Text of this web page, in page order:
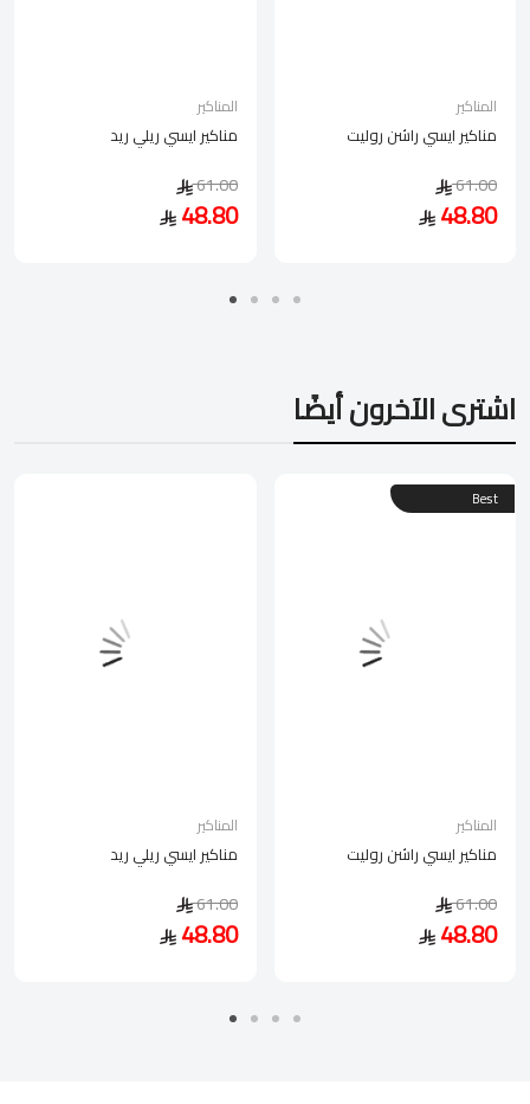
المناكير
مناكير ايسي ريلي ريد
61.00
48.80
المناكير
مناكير ايسي راشن روليت
61.00
48.80
اشترى الآخرون أيضًا
المناكير
مناكير ايسي ريلي ريد
61.00
48.80
Best
المناكير
مناكير ايسي راشن روليت
61.00
48.80